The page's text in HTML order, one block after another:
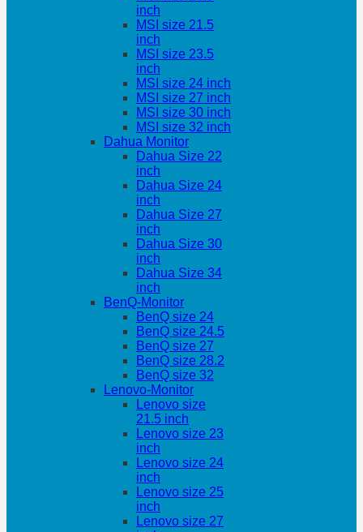
inch
MSI size 21.5
inch
MSI size 23.5
inch
MSI size 24 inch
MSI size 27 inch
MSI size 30 inch
MSI size 32 inch
Dahua Monitor
Dahua Size 22
inch
Dahua Size 24
inch
Dahua Size 27
inch
Dahua Size 30
inch
Dahua Size 34
inch
BenQ-Monitor
BenQ size 24
BenQ size 24.5
BenQ size 27
BenQ size 28.2
BenQ size 32
Lenovo-Monitor
Lenovo size
21.5 inch
Lenovo size 23
inch
Lenovo size 24
inch
Lenovo size 25
inch
Lenovo size 27